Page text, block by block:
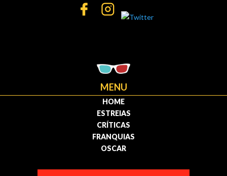
MENU
HOME
ESTREIAS
CRÍTICAS
FRANQUIAS
OSCAR